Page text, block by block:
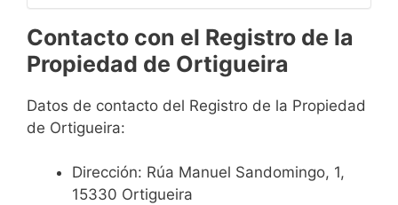
Contacto con el Registro de la
Propiedad de Ortigueira
Datos de contacto del Registro de la Propiedad
de Ortigueira:
Dirección: Rúa Manuel Sandomingo, 1,
15330 Ortigueira